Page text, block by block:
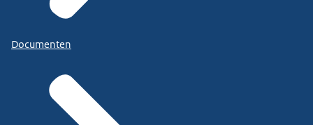
Documenten